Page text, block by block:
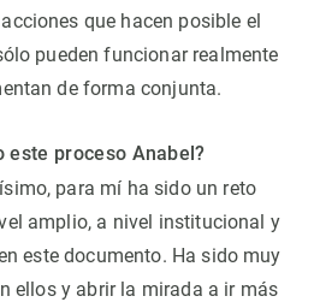
que hacen posible el
pueden funcionar realmente
de forma conjunta.
este proceso Anabel?
para mí ha sido un reto
amplio, a nivel institucional y
este documento. Ha sido muy
ellos y abrir la mirada a ir más